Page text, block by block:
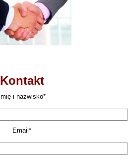
Kontakt
Imię i nazwisko*
Email*